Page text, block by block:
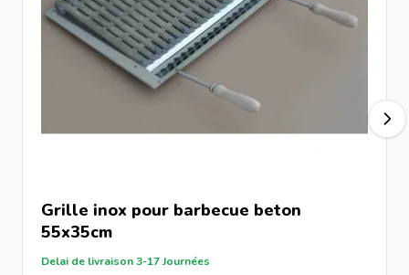
Grille inox pour barbecue beton
55x35cm
Delai de livraison 3-17 Journées